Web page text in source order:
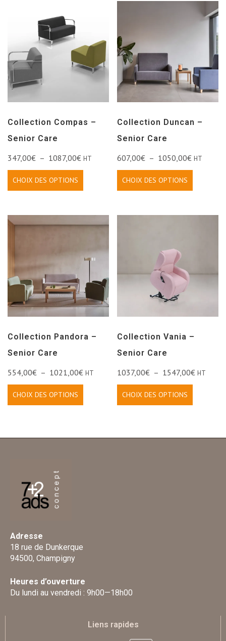
Collection Compas –
Senior Care
347,00€ – 1087,00€ HT
CHOIX DES OPTIONS
Collection Duncan –
Senior Care
607,00€ – 1050,00€ HT
CHOIX DES OPTIONS
Collection Pandora –
Senior Care
554,00€ – 1021,00€ HT
CHOIX DES OPTIONS
Collection Vania –
Senior Care
1037,00€ – 1547,00€ HT
CHOIX DES OPTIONS
Adresse
18 rue de Dunkerque
94500, Champigny
Heures d’ouverture
Du lundi au vendredi : 9h00—18h00
Liens rapides